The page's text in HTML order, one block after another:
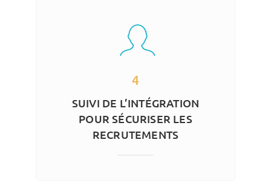
4
SUIVI DE L’INTÉGRATION
POUR SÉCURISER LES
RECRUTEMENTS